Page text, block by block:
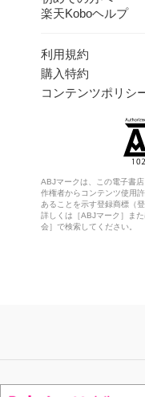
楽天Koboヘルプ
利用規約
購入特約
コンテンツポリシ
ABJマークは、この電子書
作権者からコンテンツ使用
あることを示す登録商標（
詳しくは［ABJマーク］ま
会］で検索してください。